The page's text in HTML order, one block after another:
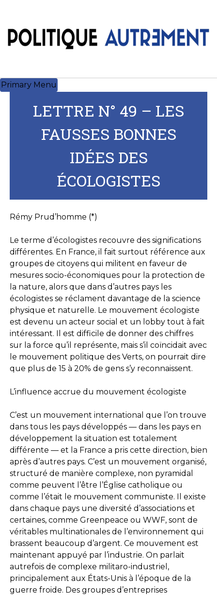
content
Primary Menu
LETTRE N° 49 – LES
FAUSSES BONNES
IDÉES DES
ÉCOLOGISTES
Rémy Prud’homme (*)
Le terme d’écologistes recouvre des significations
différentes. En France, il fait surtout référence aux
groupes de citoyens qui militent en faveur de
mesures socio-économiques pour la protection de
la nature, alors que dans d’autres pays les
écologistes se réclament davantage de la science
physique et naturelle. Le mouvement écologiste
est devenu un acteur social et un lobby tout à fait
intéressant. Il est difficile de donner des chiffres
sur la force qu’il représente, mais s’il coïncidait avec
le mouvement politique des Verts, on pourrait dire
que plus de 15 à 20% de gens s’y reconnaissent.
L’influence accrue du mouvement écologiste
C’est un mouvement international que l’on trouve
dans tous les pays développés — dans les pays en
développement la situation est totalement
différente — et la France a pris cette direction, bien
après d’autres pays. C’est un mouvement organisé,
structuré de manière complexe, non pyramidal
comme peuvent l’être l’Église catholique ou
comme l’était le mouvement communiste. Il existe
dans chaque pays une diversité d’associations et
certaines, comme Greenpeace ou WWF, sont de
véritables multinationales de l’environnement qui
brassent beaucoup d’argent. Ce mouvement est
maintenant appuyé par l’industrie. On parlait
autrefois de complexe militaro-industriel,
principalement aux États-Unis à l’époque de la
guerre froide. Des groupes d’entreprises